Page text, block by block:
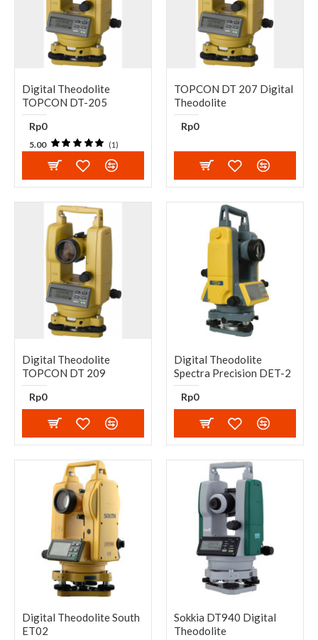
Digital Theodolite
TOPCON DT-205
Rp0
5.00 (1)
TOPCON DT 207 Digital
Theodolite
Rp0
Digital Theodolite
TOPCON DT 209
Rp0
Digital Theodolite
Spectra Precision DET-2
Rp0
Digital Theodolite South
ET02
Sokkia DT940 Digital
Theodolite